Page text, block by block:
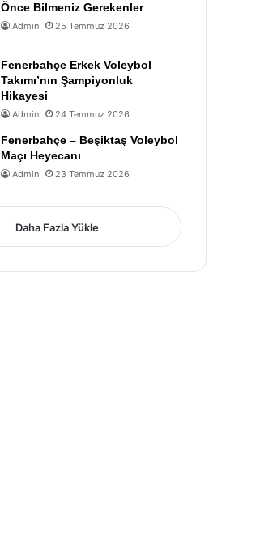
Önce Bilmeniz Gerekenler
Admin 25 Temmuz 2026
Fenerbahçe Erkek Voleybol
Takımı’nın Şampiyonluk
Hikayesi
Admin 24 Temmuz 2026
Fenerbahçe – Beşiktaş Voleybol
Maçı Heyecanı
Admin 23 Temmuz 2026
Daha Fazla Yükle